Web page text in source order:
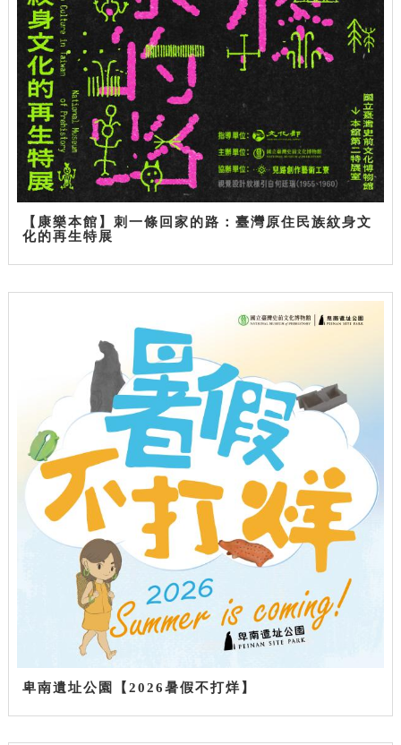
【康樂本館】刺一條回家的路：臺灣原住民族紋身文
化的再生特展
卑南遺址公園【2026暑假不打烊】